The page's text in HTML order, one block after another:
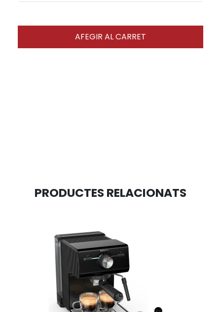
AFEGIR AL CARRET
PRODUCTES RELACIONATS